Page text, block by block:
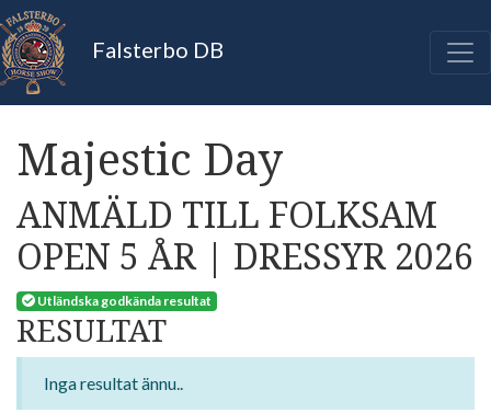
Falsterbo DB
Majestic Day
ANMÄLD TILL FOLKSAM
OPEN 5 ÅR | DRESSYR 2026
Utländska godkända resultat
RESULTAT
Inga resultat ännu..